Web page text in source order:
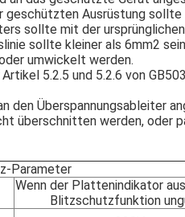
geschützten Ausrüstung
sollte mit der
sollte kleiner als 6mm2
umwickelt werden.
5.2.5 und 5.2.6 von
den Überspannungsableiter
überschnitten werden, oder
Parameter
Wenn der Plattenindikator
Blitzschutzfunktion